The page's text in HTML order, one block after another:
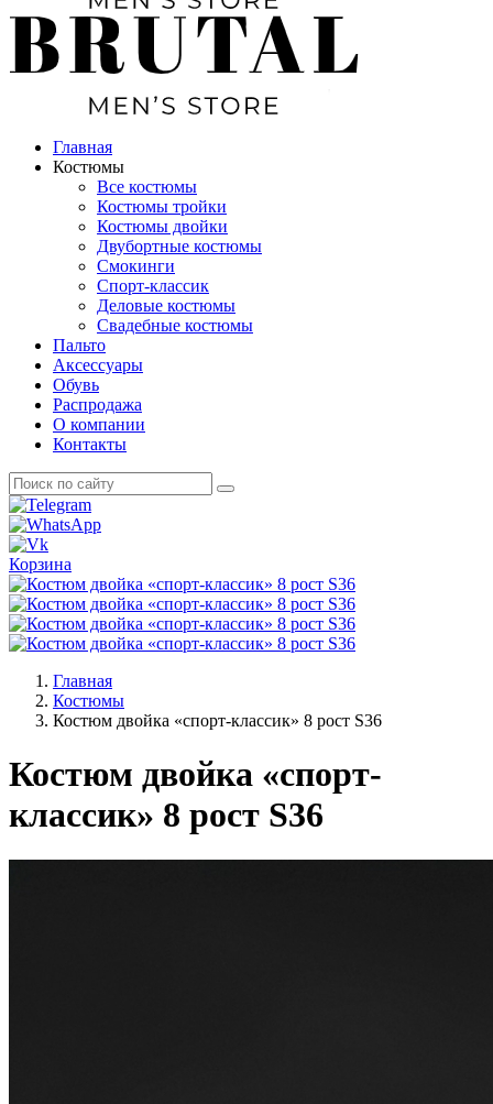
Главная
Костюмы
Все костюмы
Костюмы тройки
Костюмы двойки
Двубортные костюмы
Смокинги
Спорт-классик
Деловые костюмы
Свадебные костюмы
Пальто
Аксессуары
Обувь
Распродажа
О компании
Контакты
Корзина
Главная
Костюмы
Костюм двойка «спорт-классик» 8 рост S36
Костюм двойка «спорт-
классик» 8 рост S36